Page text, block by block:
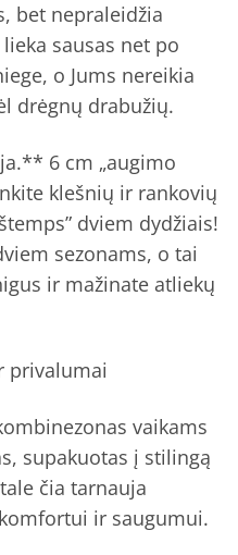
bet nepraleidžia
sausas net po
o Jums nereikia
drėgnų drabužių.
6 cm „augimo
klešnių ir rankovių
dviem dydžiais!
sezonams, o tai
ir mažinate atliekų
privalumai
vaikams
supakuotas į stilingą
čia tarnauja
ir saugumui.